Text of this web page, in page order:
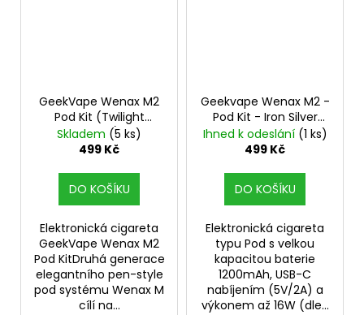
GeekVape Wenax M2
Pod Kit (Twilight
Brown)
Skladem (5 ks)
499 Kč
DO KOŠÍKU
Elektronická cigareta
GeekVape Wenax M2
Pod KitDruhá generace
elegantního pen-style
pod systému Wenax M
cílí na...
Geekvape Wenax M2 -
Pod Kit - Iron Silver
1200mAh
Ihned k odeslání (1 ks)
499 Kč
DO KOŠÍKU
Elektronická cigareta
typu Pod s velkou
kapacitou baterie
1200mAh, USB-C
nabíjením (5V/2A) a
výkonem až 16W (dle...